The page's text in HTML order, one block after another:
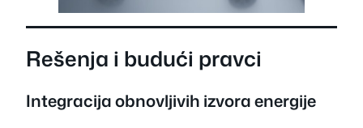
Rešenja i budući pravci
Integracija obnovljivih izvora energije